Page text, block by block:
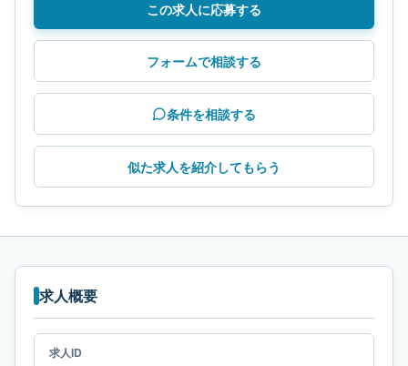
この求人に応募する
フォームで相談する
条件を相談する
似た求人を紹介してもらう
求人概要
求人ID